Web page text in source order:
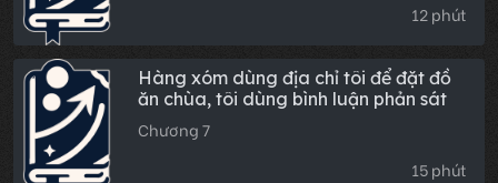
12 phút
Hàng xóm dùng địa chỉ tôi để đặt đồ
ăn chùa, tôi dùng bình luận phản sát
Chương 7
15 phút